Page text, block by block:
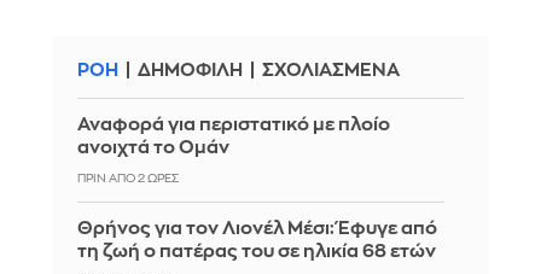
ΡΟΗ ΔΗΜΟΦΙΛΗ ΣΧΟΛΙΑΣΜΕΝΑ
Αναφορά για περιστατικό με πλοίο
ανοιχτά το Ομάν
ΠΡΙΝ ΑΠΌ 2 ΏΡΕΣ
Θρήνος για τον Λιονέλ Μέσι: Έφυγε από
τη ζωή ο πατέρας του σε ηλικία 68 ετών